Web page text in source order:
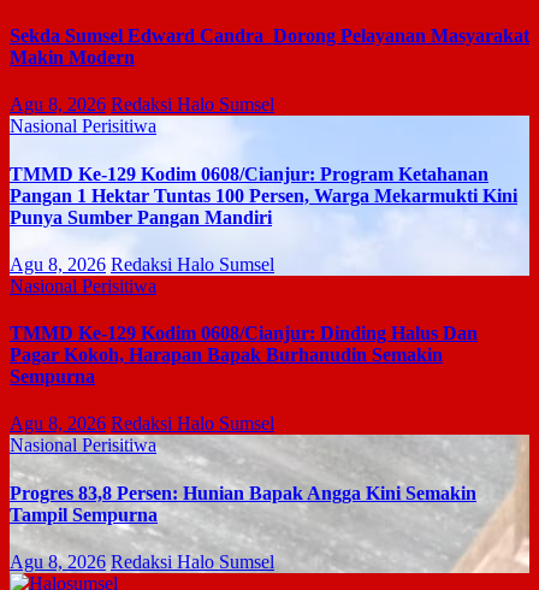
Sekda Sumsel Edward Candra Dorong Pelayanan Masyarakat
Makin Modern
Agu 8, 2026 Redaksi Halo Sumsel
Nasional Perisitiwa
TMMD Ke-129 Kodim 0608/Cianjur: Program Ketahanan
Pangan 1 Hektar Tuntas 100 Persen, Warga Mekarmukti Kini
Punya Sumber Pangan Mandiri
Agu 8, 2026 Redaksi Halo Sumsel
Nasional Perisitiwa
TMMD Ke-129 Kodim 0608/Cianjur: Dinding Halus Dan
Pagar Kokoh, Harapan Bapak Burhanudin Semakin
Sempurna
Agu 8, 2026 Redaksi Halo Sumsel
Nasional Perisitiwa
Progres 83,8 Persen: Hunian Bapak Angga Kini Semakin
Tampil Sempurna
Agu 8, 2026 Redaksi Halo Sumsel